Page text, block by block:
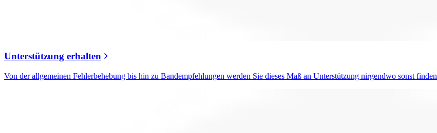
Unterstützung erhalten
Von der allgemeinen Fehlerbehebung bis hin zu Bandempfehlungen werden Sie dieses Maß an Unterstützung nirgendwo sonst finden